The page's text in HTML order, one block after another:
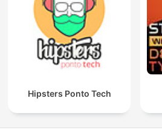
Hipsters Ponto Tech